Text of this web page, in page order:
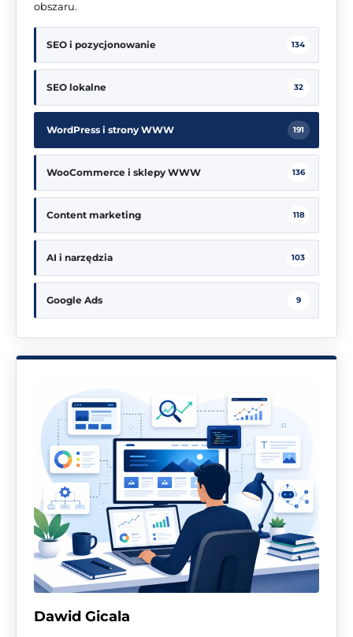
obszaru.
SEO i pozycjonowanie 134
SEO lokalne 32
WordPress i strony WWW 191
WooCommerce i sklepy WWW 136
Content marketing 118
AI i narzędzia 103
Google Ads 9
Dawid Gicala